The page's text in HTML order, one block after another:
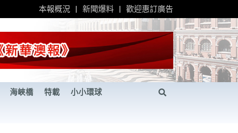
本報概況 新聞爆料 歡迎惠訂廣告
海峽橋 特載 小小環球